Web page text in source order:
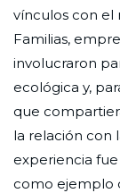
vínculos con el
Familias,
involucraron
ecológica y,
que
la relación con
experiencia
como ejemplo